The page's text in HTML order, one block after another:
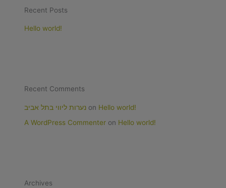
Recent Posts
Hello world!
Recent Comments
נערות ליווי בתל אביב on Hello world!
A WordPress Commenter on Hello world!
Archives